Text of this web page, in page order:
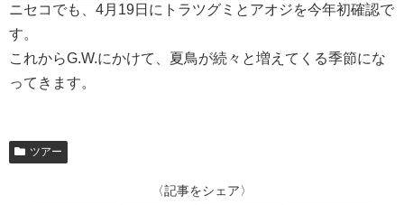
ニセコでも、4月19日にトラツグミとアオジを今年初確認で
す。
これからG.W.にかけて、夏鳥が続々と増えてくる季節にな
ってきます。
ツアー
〈記事をシェア〉